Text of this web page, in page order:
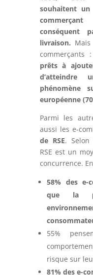
souhaitent
conséquent
livraison.
commerçants :
prêts à
d’atteindre
phénomène
européenne
Parmi les
aussi les e-
de RSE. Selon
RSE est un
concurrence.
58% des e-
que la
55%
risque sur
81% des e-